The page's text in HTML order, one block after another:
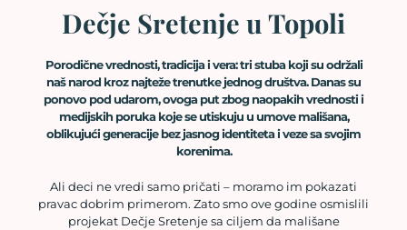
Dečje Sretenje u Topoli
Porodične vrednosti, tradicija i vera: tri stuba koji su održali
naš narod kroz najteže trenutke jednog društva. Danas su
ponovo pod udarom, ovoga put zbog naopakih vrednosti i
medijskih poruka koje se utiskuju u umove mališana,
oblikujući generacije bez jasnog identiteta i veze sa svojim
korenima.
Ali deci ne vredi samo pričati – moramo im pokazati
pravac dobrim primerom. Zato smo ove godine osmislili
projekat Dečje Sretenje sa ciljem da mališane